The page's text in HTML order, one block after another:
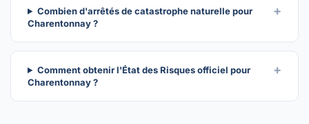
Combien d'arrêtés de catastrophe naturelle pour
Charentonnay ?
Comment obtenir l'État des Risques officiel pour
Charentonnay ?